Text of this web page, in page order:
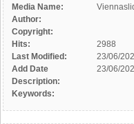
Media Name:
Author:
Copyright:
Hits:
2988
Last Modified:
23/06/
Add Date
23/06/
Description:
Keywords: